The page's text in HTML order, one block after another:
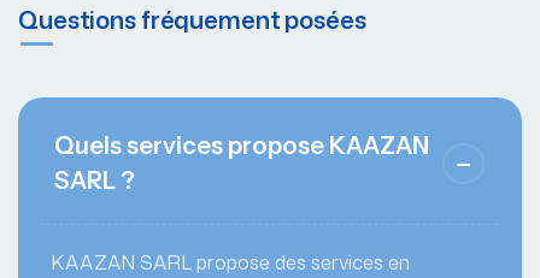
Questions fréquement posées
Quels services propose KAAZAN
SARL ?
KAAZAN SARL propose des services en